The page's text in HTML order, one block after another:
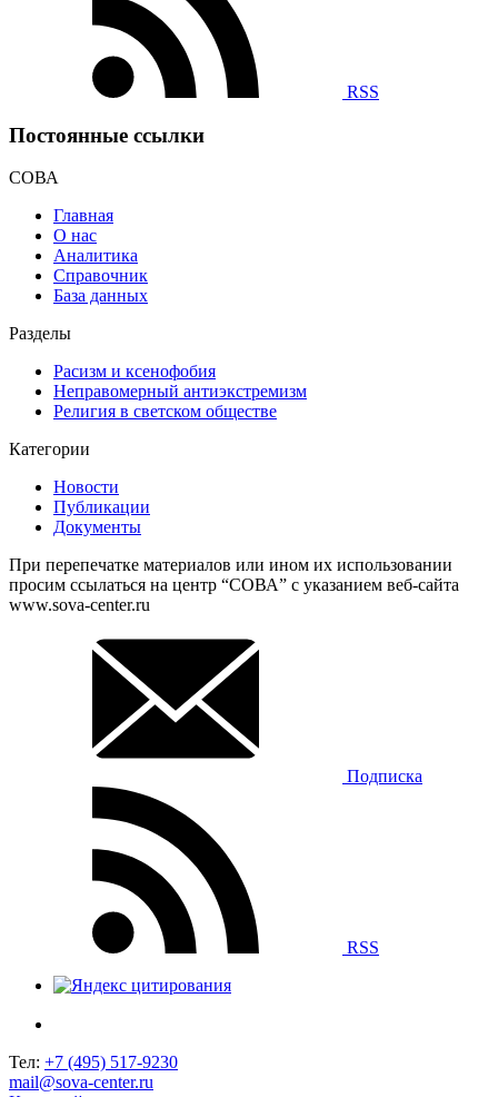
RSS
Постоянные ссылки
СОВА
Главная
О нас
Аналитика
Справочник
База данных
Разделы
Расизм и ксенофобия
Неправомерный антиэкстремизм
Религия в светском обществе
Категории
Новости
Публикации
Документы
При перепечатке материалов или ином их использовании
просим ссылаться на центр “СОВА” с указанием веб-сайта
www.sova-center.ru
Подписка
RSS
Тел: +7 (495) 517-9230
mail@sova-center.ru